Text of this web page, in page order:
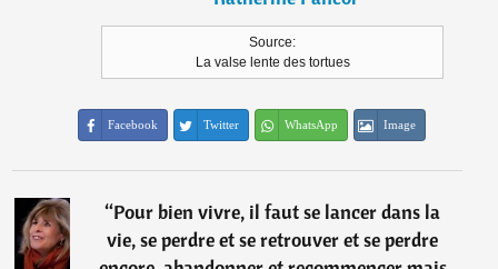
Source:
La valse lente des tortues
Facebook Twitter WhatsApp Image
“Pour bien vivre, il faut se lancer dans la
vie, se perdre et se retrouver et se perdre